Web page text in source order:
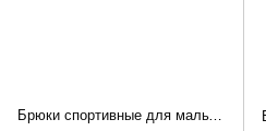
Брюки спортивные для мальчика подростка 128 Черный (706294-128)